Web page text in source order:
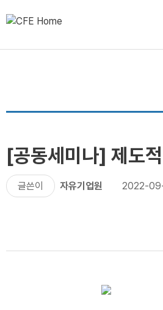
[공동세미나] 제도
글쓴이 자유기업원 2022-